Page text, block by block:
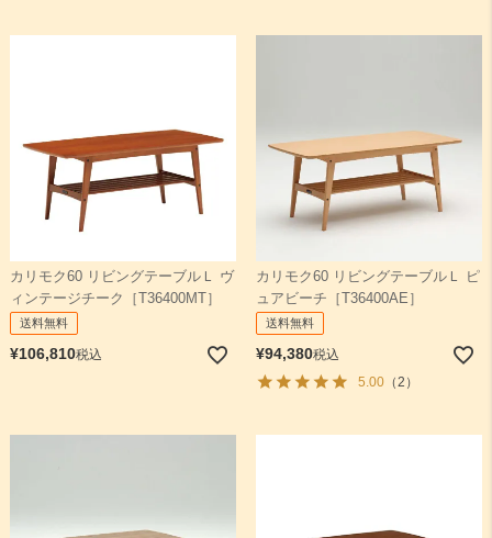
カリモク60 リビングテーブルＬ ヴ
ィンテージチーク［T36400MT］
送料無料
¥106,810税込
カリモク60 リビングテーブルＬ ピ
ュアビーチ［T36400AE］
送料無料
¥94,380税込
5.00（2）